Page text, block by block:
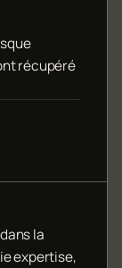
récupéré
la
expertise,